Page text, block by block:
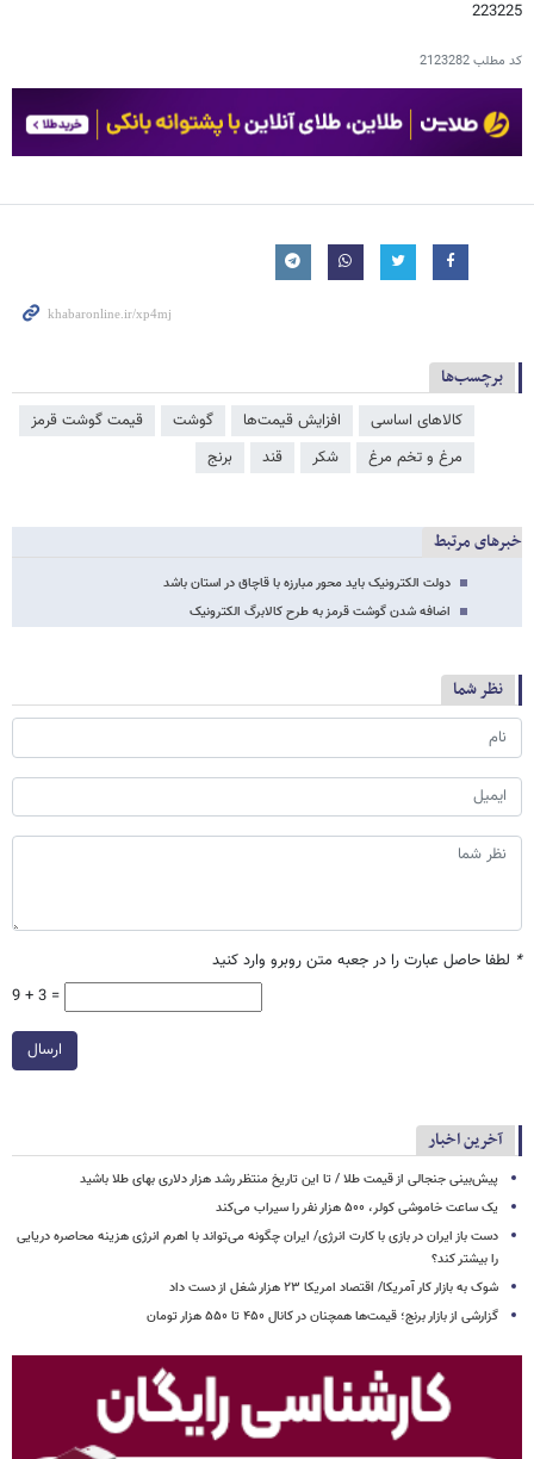
223225
کد مطلب2123282
برچسب‌ها
کالاهای اساسی افزایش قیمت‌ها گوشت
قیمت گوشت قرمز
مرغ و تخم مرغ
شکر قند برنج
خبرهای مرتبط
دولت الکترونیک باید محور مبارزه با قاچاق در استان باشد
اضافه شدن گوشت قرمز به طرح کالابرگ الکترونیک
نظر شما
* لطفا حاصل عبارت را در جعبه متن روبرو وارد کنید
9 + 3 =
ارسال
آخرین اخبار
پیش‌بینی جنجالی از قیمت طلا / تا این تاریخ منتظر رشد هزار دلاری بهای طلا باشید
یک ساعت خاموشی کولر، ۵۰۰ هزار نفر را سیراب می‌کند
دست باز ایران در بازی با کارت انرژی/ ایران چگونه می‌تواند با اهرم انرژی‌ هزینه محاصره دریایی
را بیشتر کند؟
شوک به بازار کار آمریکا/ اقتصاد امریکا ۲۳ هزار شغل از دست داد
گزارشی از بازار برنج؛ قیمت‌ها همچنان در کانال ۴۵۰ تا ۵۵۰ هزار تومان